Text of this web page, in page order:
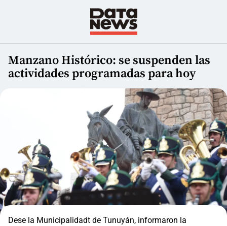
Manzano Histórico: se suspenden las
actividades programadas para hoy
Dese la Municipalidadt de Tunuyán, informaron la